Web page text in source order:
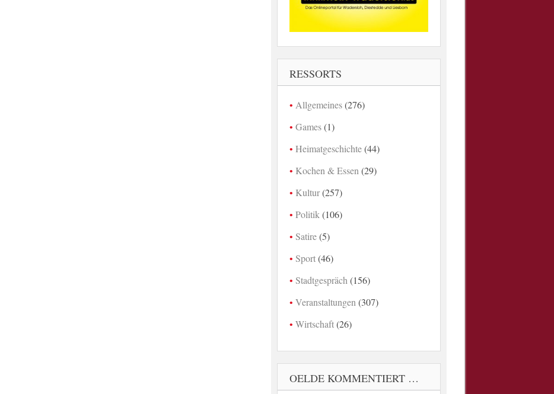
RESSORTS
Allgemeines(276)
Games(1)
Heimatgeschichte(44)
Kochen & Essen (29)
Kultur(257)
Politik (106)
Satire(5)
Sport(46)
Stadtgespräch (156)
Veranstaltungen (307)
Wirtschaft(26)
OELDE KOMMENTIERT …